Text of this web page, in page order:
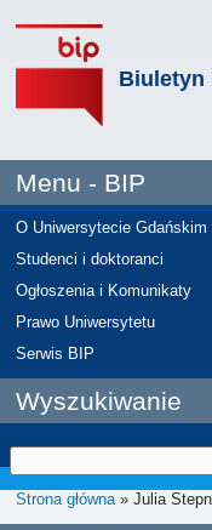
Biuletyn
Menu - BIP
O Uniwersytecie Gdańskim
Studenci i doktoranci
Ogłoszenia i Komunikaty
Prawo Uniwersytetu
Serwis BIP
Wyszukiwanie
Strona główna» Julia